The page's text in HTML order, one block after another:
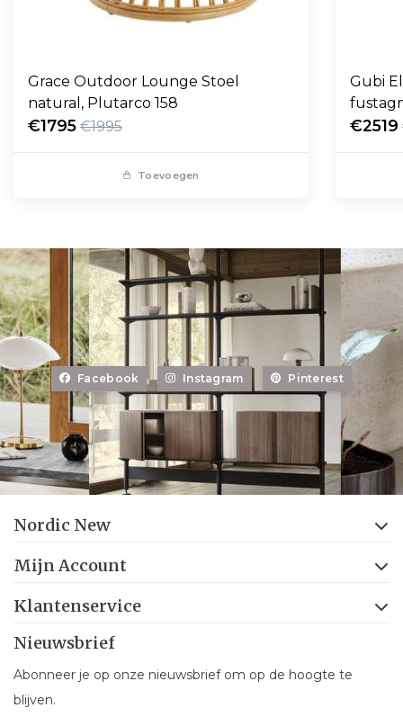
Grace Outdoor Lounge Stoel
natural, Plutarco 158
€1795 €1995
Toevoegen
Gubi
€2519
Facebook Instagram Pinterest
Nordic New
Mijn Account
Klantenservice
Nieuwsbrief
Abonneer je op onze nieuwsbrief om op de hoogte te
blijven.